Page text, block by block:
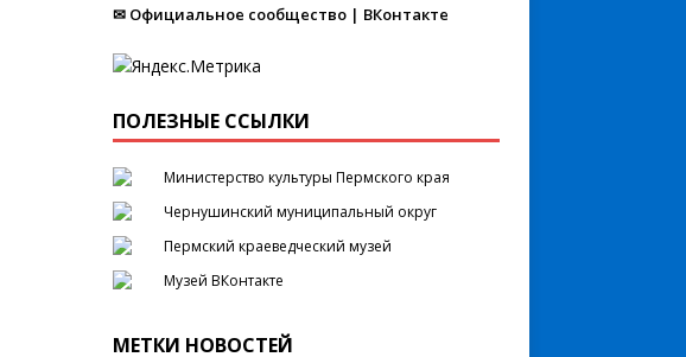
✉ Официальное сообщество | ВКонтакте
ПОЛЕЗНЫЕ ССЫЛКИ
Министерство культуры Пермского края
Чернушинский муниципальный округ
Пермский краеведческий музей
Музей ВКонтакте
МЕТКИ НОВОСТЕЙ